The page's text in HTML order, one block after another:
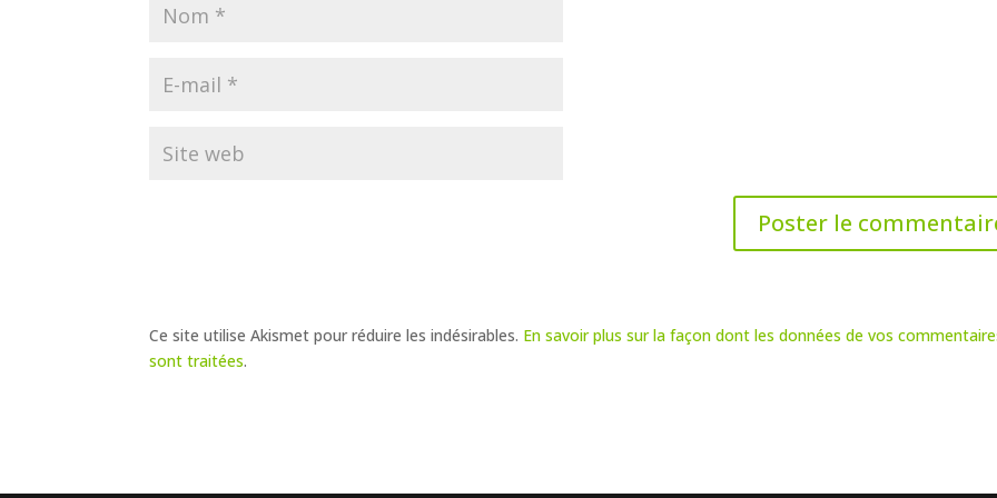
Ce site utilise Akismet pour réduire les indésirables. En savoir plus sur la façon dont les données de vos
sont traitées.